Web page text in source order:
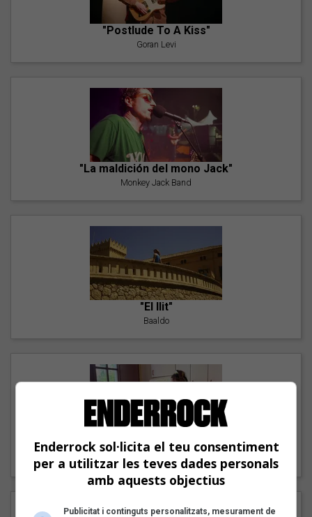
"Postlude To A Kiss"
Goran Levi
"La maldición del mono Jack"
Monkey Jack Band
"El llit"
Baaldo
"Lo bueno y lo malo"
Carmen y María
Enderrock sol·licita el teu consentiment
per a utilitzar les teves dades personals
amb aquests objectius
Publicitat i continguts personalitzats, mesurament de